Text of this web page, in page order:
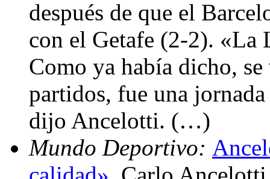
después de que el
con el Getafe (2-2). «La
Como ya había dicho,
partidos, fue una
dijo Ancelotti. (…)
Mundo Deportivo: